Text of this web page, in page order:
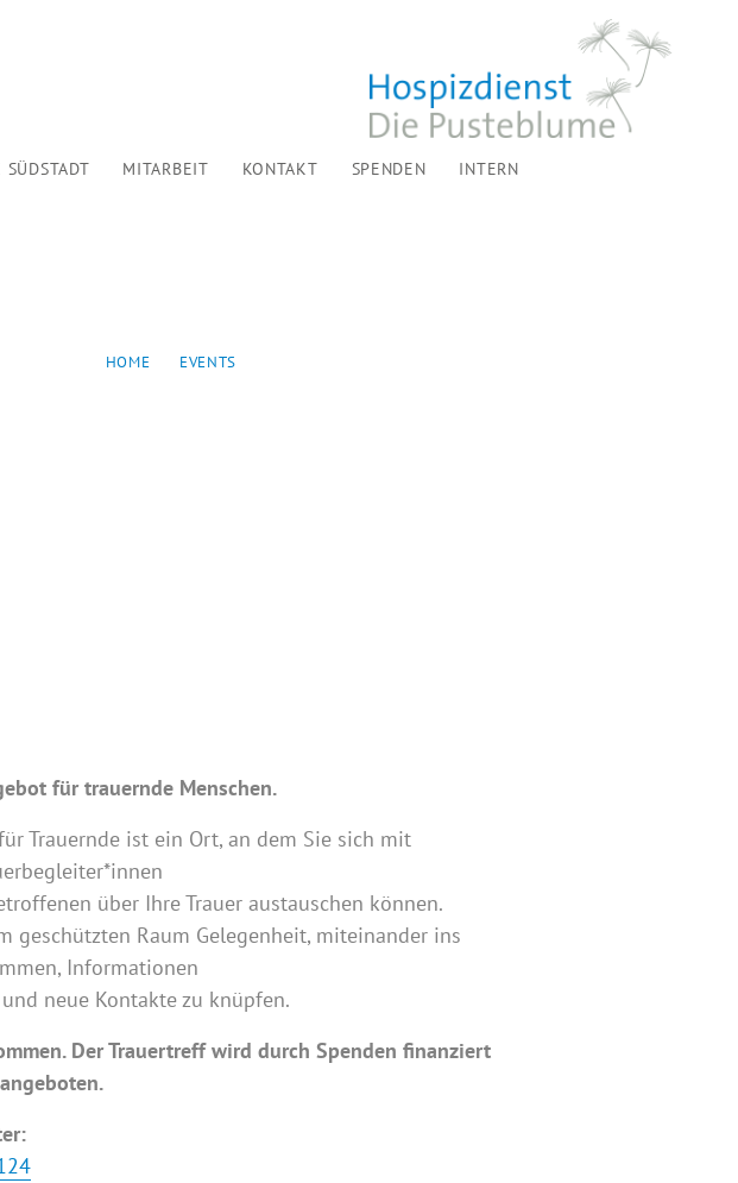
MITARBEIT KONTAKT SPENDEN INTERN
HOME EVENTS
für trauernde Menschen.
Trauernde ist ein Ort, an dem Sie sich mit
über Ihre Trauer austauschen können.
geschützten Raum Gelegenheit, miteinander ins
Informationen
neue Kontakte zu knüpfen.
Der Trauertreff wird durch Spenden finanziert
angeboten.